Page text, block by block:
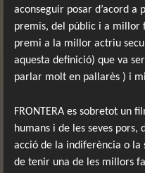
aconseguir posar d’acord a
premis, del públic i a millor
premi a la millor actriu
aquesta definició) que va
parlar molt en pallarès ) i
FRONTERA es sobretot un
humans i de les seves pors,
acció de la indiferència o la
de tenir una de les millors